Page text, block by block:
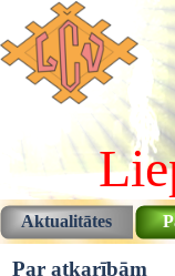
Pāriet uz saturu
Aktualitātes
Par atkarībām